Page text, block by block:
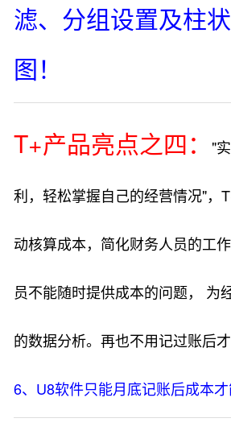
滤、分组设置及柱
图！
T+产品亮点之四： "
利，轻松掌握自己的经营情况"，
动核算成本，简化财务人员的工
员不能随时提供成本的问题， 为
的数据分析。再也不用记过账后
6、U8软件只能月底记账后成本才